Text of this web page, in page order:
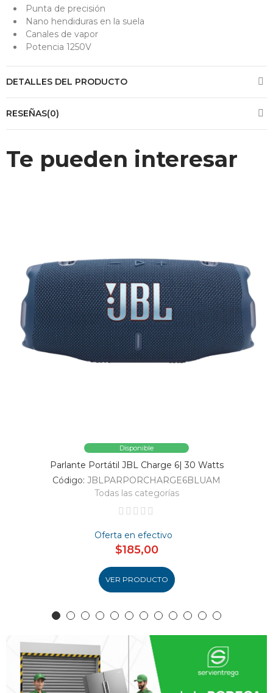
Punta de precisión
Nano hendiduras en la suela
Canales de vapor
Potencia 1250V
DETALLES DEL PRODUCTO
RESEÑAS(0)
Te pueden interesar
Disponible
Parlante Portátil JBL Charge 6| 30 Watts
Código: JBLPARPORCHARGE6BLUAM
Todas las categorías
Oferta en efectivo
$185,00
VER PRODUCTO